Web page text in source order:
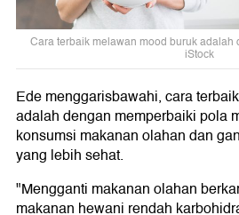
Cara terbaik melawan mood buruk adalah
iStock
Ede menggarisbawahi, cara
adalah dengan memperbaiki pola
konsumsi makanan olahan dan
yang lebih sehat.
"Mengganti makanan olahan
makanan hewani rendah